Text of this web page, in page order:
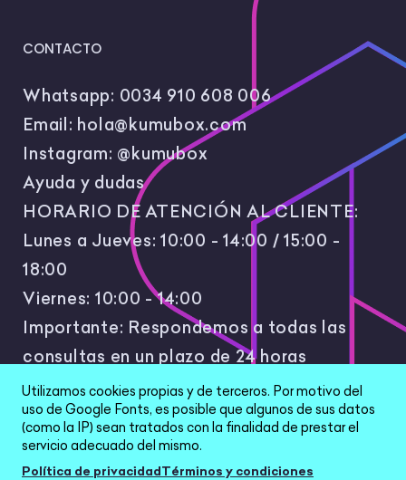
CONTACTO
Whatsapp: 0034 910 608 006
Email: hola@kumubox.com
Instagram: @kumubox
Ayuda y dudas
HORARIO DE ATENCIÓN AL CLIENTE:
Lunes a Jueves: 10:00 - 14:00 / 15:00 -
18:00
Viernes: 10:00 - 14:00
Importante: Respondemos a todas las
consultas en un plazo de 24 horas
laborales.
Utilizamos cookies propias y de terceros. Por motivo del
uso de Google Fonts, es posible que algunos de sus datos
(como la IP) sean tratados con la finalidad de prestar el
servicio adecuado del mismo.
Política de privacidadTérminos y condiciones